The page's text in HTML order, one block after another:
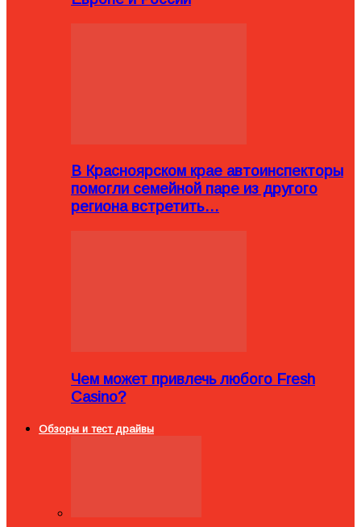
В Красноярском крае автоинспекторы
помогли семейной паре из другого
региона встретить…
Чем может привлечь любого Fresh
Casino?
Обзоры и тест драйвы